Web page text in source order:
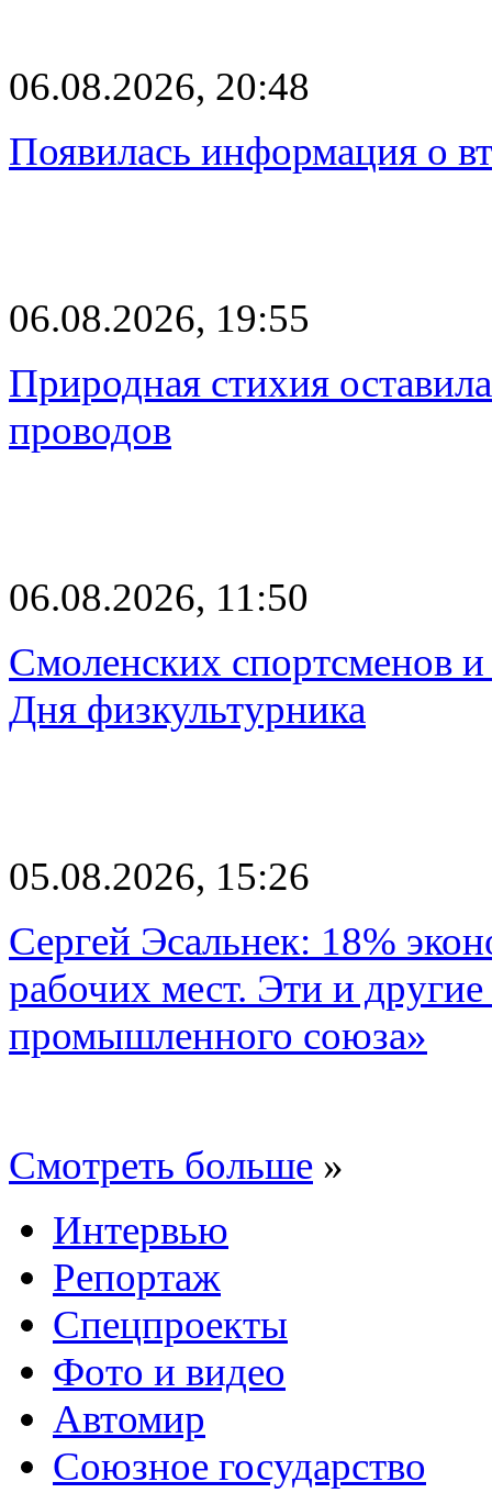
06.08.2026, 20:48
Появилась информация о
06.08.2026, 19:55
Природная стихия
проводов
06.08.2026, 11:50
Смоленских спортсменов
Дня физкультурника
05.08.2026, 15:26
Сергей Эсальнек: 18%
рабочих мест. Эти и
промышленного союза»
Смотреть больше »
Интервью
Репортаж
Спецпроекты
Фото и видео
Автомир
Союзное государство